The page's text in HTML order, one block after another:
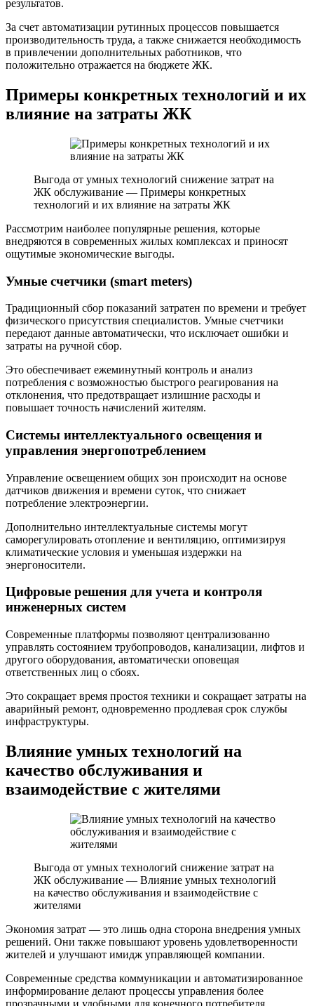
результатов.
За счет автоматизации рутинных процессов повышается
производительность труда, а также снижается необходимость
в привлечении дополнительных работников, что
положительно отражается на бюджете ЖК.
Примеры конкретных технологий и их
влияние на затраты ЖК
Выгода от умных технологий снижение затрат на
ЖК обслуживание — Примеры конкретных
технологий и их влияние на затраты ЖК
Рассмотрим наиболее популярные решения, которые
внедряются в современных жилых комплексах и приносят
ощутимые экономические выгоды.
Умные счетчики (smart meters)
Традиционный сбор показаний затратен по времени и требует
физического присутствия специалистов. Умные счетчики
передают данные автоматически, что исключает ошибки и
затраты на ручной сбор.
Это обеспечивает ежеминутный контроль и анализ
потребления с возможностью быстрого реагирования на
отклонения, что предотвращает излишние расходы и
повышает точность начислений жителям.
Системы интеллектуального освещения и
управления энергопотреблением
Управление освещением общих зон происходит на основе
датчиков движения и времени суток, что снижает
потребление электроэнергии.
Дополнительно интеллектуальные системы могут
саморегулировать отопление и вентиляцию, оптимизируя
климатические условия и уменьшая издержки на
энергоносители.
Цифровые решения для учета и контроля
инженерных систем
Современные платформы позволяют централизованно
управлять состоянием трубопроводов, канализации, лифтов и
другого оборудования, автоматически оповещая
ответственных лиц о сбоях.
Это сокращает время простоя техники и сокращает затраты на
аварийный ремонт, одновременно продлевая срок службы
инфраструктуры.
Влияние умных технологий на
качество обслуживания и
взаимодействие с жителями
Выгода от умных технологий снижение затрат на
ЖК обслуживание — Влияние умных технологий
на качество обслуживания и взаимодействие с
жителями
Экономия затрат — это лишь одна сторона внедрения умных
решений. Они также повышают уровень удовлетворенности
жителей и улучшают имидж управляющей компании.
Современные средства коммуникации и автоматизированное
информирование делают процессы управления более
прозрачными и удобными для конечного потребителя.